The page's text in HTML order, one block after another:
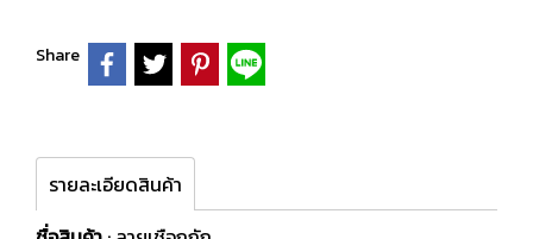
Share
รายละเอียดสินค้า